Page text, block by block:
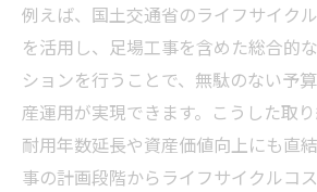
例えば、国土交通省のライフサイク
を活用し、足場工事を含めた総合的
ションを行うことで、無駄のない予
産運用が実現できます。こうした取
耐用年数延長や資産価値向上にも直
事の計画段階からライフサイクルコ